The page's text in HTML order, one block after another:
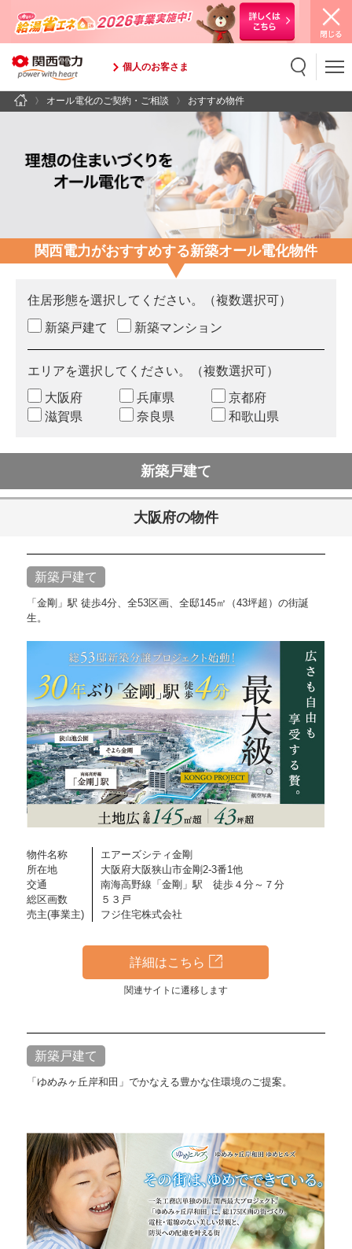
個人のお客さま
検索キーワード入力
オール電化のご契約・ご相談 おすすめ物件
関西電力がおすすめする新築オール電化物件
住居形態を選択してください。（複数選択可）
新築戸建て 新築マンション
エリアを選択してください。（複数選択可）
大阪府
兵庫県
京都府
滋賀県
奈良県 和歌山県
新築戸建て
大阪府の物件
新築戸建て
「金剛」駅 徒歩4分、全53区画、全邸145㎡（43坪超）の街誕
生。
物件名称
エアーズシティ金剛
所在地
大阪府大阪狭山市金剛2-3番1他
交通
南海高野線「金剛」駅 徒歩４分～７分
総区画数
５３戸
売主(事業主)
フジ住宅株式会社
詳細はこちら
関連サイトに遷移します
新築戸建て
「ゆめみヶ丘岸和田」でかなえる豊かな住環境のご提案。